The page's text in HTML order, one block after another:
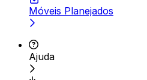
Móveis Planejados
Ajuda